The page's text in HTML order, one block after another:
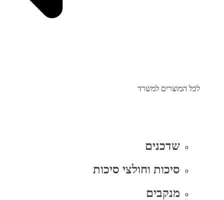
לכל המוצרים למשרד
שדכנים
סיכות וחולצי סיכות
מנקבים